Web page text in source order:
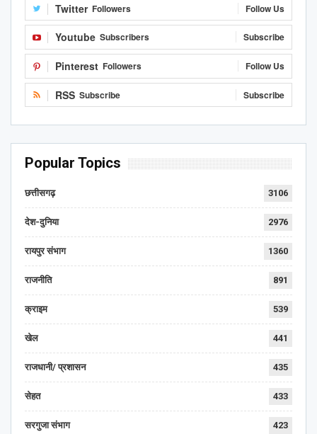
Twitter Followers Follow Us
Youtube Subscribers Subscribe
Pinterest Followers Follow Us
RSS Subscribe Subscribe
Popular Topics
छत्तीसगढ़ 3106
देश-दुनिया 2976
रायपुर संभाग 1360
राजनीति 891
क्राइम 539
खेल 441
राजधानी/ प्रशासन 435
सेहत 433
सरगुजा संभाग 423